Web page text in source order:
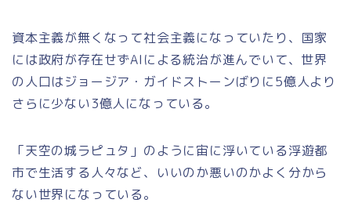
資本主義が無くなって社会主義になっていたり、国家
には政府が存在せずAIによる統治が進んでいて、世界
の人口はジョージア・ガイドストーンばりに5億人より
さらに少ない3億人になっている。
「天空の城ラピュタ」のように宙に浮いている浮遊都
市で生活する人々など、いいのか悪いのかよく分から
ない世界になっている。